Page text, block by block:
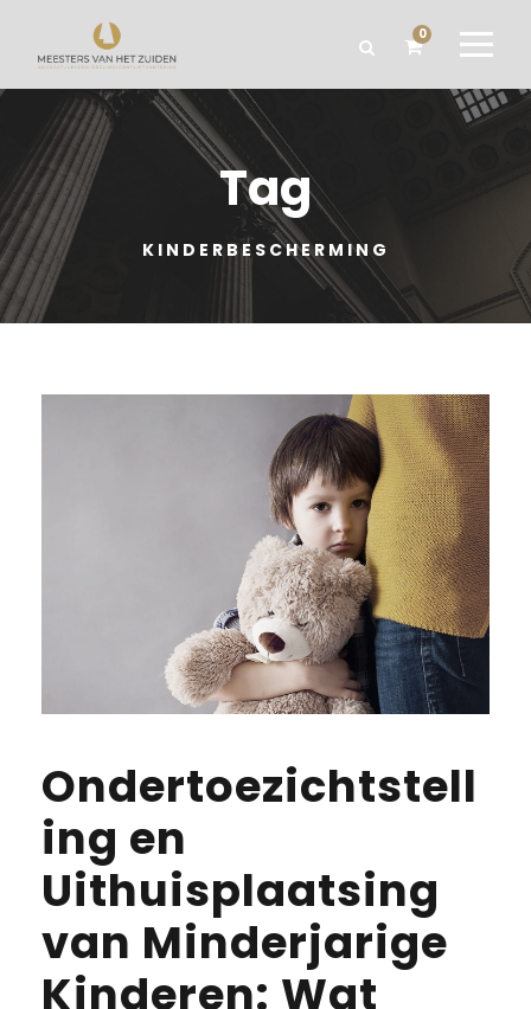
0
Tag
KINDERBESCHERMING
Ondertoezichtstell
ing en
Uithuisplaatsing
van Minderjarige
Kinderen: Wat